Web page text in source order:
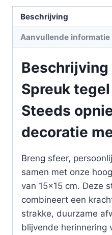
Beschrijving
Aanvullende informatie
Beschrijving
Spreuk
Steeds
decoratie
Breng sfeer,
samen met onze
van 15×15 cm. Deze
combineert een
strakke, duurzame
blijvende herinnering